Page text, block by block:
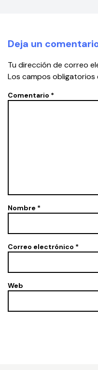
Deja un
Tu dirección de correo
Los campos
Comentario *
Nombre *
Correo electrónico *
Web